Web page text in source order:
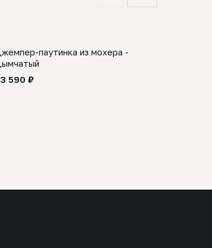
паутинка из мохера -
590 ₽